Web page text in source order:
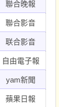
聯合晚報
聯合影音
联合影音
自由電子報
yam新聞
蘋果日報